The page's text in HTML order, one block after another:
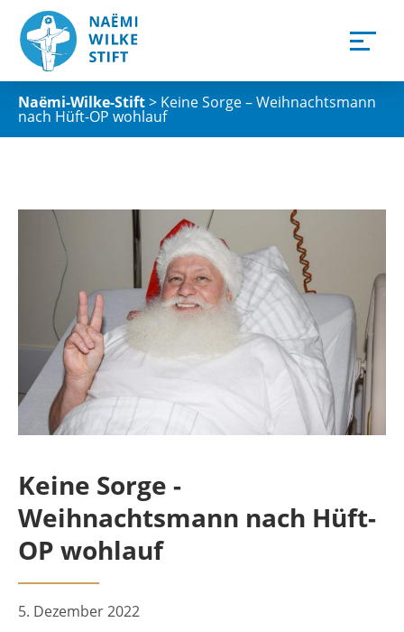
Naëmi-Wilke-Stift> Keine Sorge – Weihnachtsmann
nach Hüft-OP wohlauf
Keine Sorge -
Weihnachtsmann nach Hüft-
OP wohlauf
5. Dezember 2022